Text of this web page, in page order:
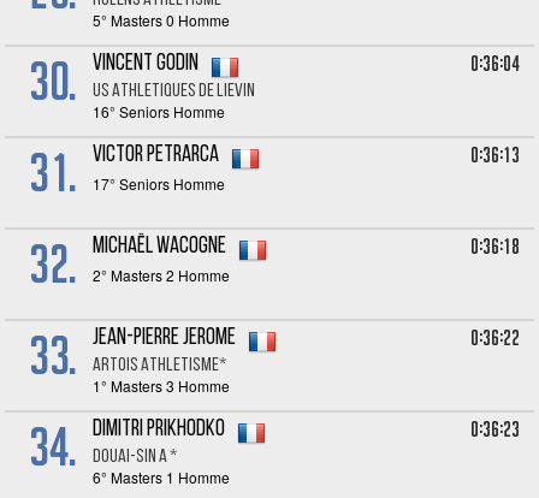
5° Masters 0 Homme
30. Vincent GODIN
US ATHLETIQUES DE LIEVIN
16° Seniors Homme
0:36:04
31. Victor PETRARCA
17° Seniors Homme
0:36:13
32. Michaël WACOGNE
2° Masters 2 Homme
0:36:18
33. Jean-Pierre JEROME
ARTOIS ATHLETISME*
1° Masters 3 Homme
0:36:22
34. Dimitri PRIKHODKO
DOUAI-SIN A *
6° Masters 1 Homme
0:36:23